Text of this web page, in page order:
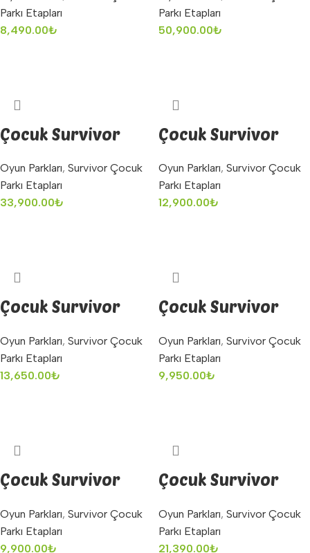
Parkı Etapları
8,490.00₺
Tırmanma
Parkı Etapları
50,900.00₺
Çocuk Survivor
Oyunu
Oyun Parkları, Survivor Çocuk
Parkı Etapları
33,900.00₺
Çocuk Survivor
Oyun Parkları, Survivor Çocuk
Parkı Etapları
12,900.00₺
Çocuk Survivor
Oyun Parkları, Survivor Çocuk
Parkı Etapları
13,650.00₺
Çocuk Survivor
Oyun Parkları, Survivor Çocuk
Parkı Etapları
9,950.00₺
Çocuk Survivor
Oyun Parkları, Survivor Çocuk
Parkı Etapları
9,900.00₺
Çocuk Survivor
Oyun Parkları, Survivor Çocuk
Parkı Etapları
21,390.00₺